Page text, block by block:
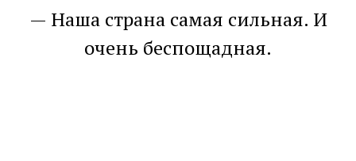
Наша страна самая сильная. И
очень беспощадная.